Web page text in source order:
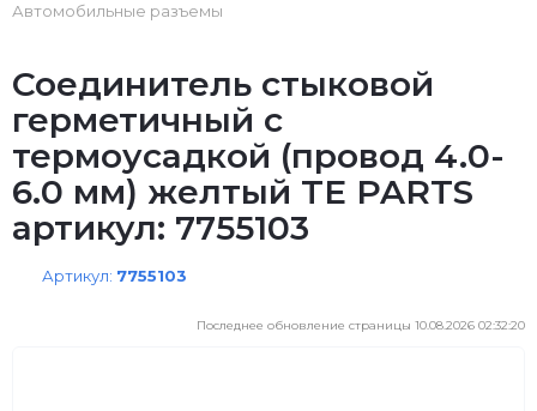
Автомобильные разъемы
Соединитель стыковой
герметичный с
термоусадкой (провод 4.0-
6.0 мм) желтый TE PARTS
артикул: 7755103
Артикул: 7755103
Последнее обновление страницы 10.08.2026 02:32:20